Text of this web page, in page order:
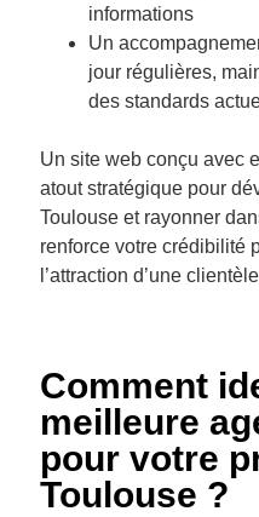
informations
Un
jour régulières,
des standards
Un site web conçu avec
atout stratégique pour
Toulouse et rayonner
renforce votre crédibilité
l’attraction d’une
Comment
meilleure
pour votre
Toulouse ?